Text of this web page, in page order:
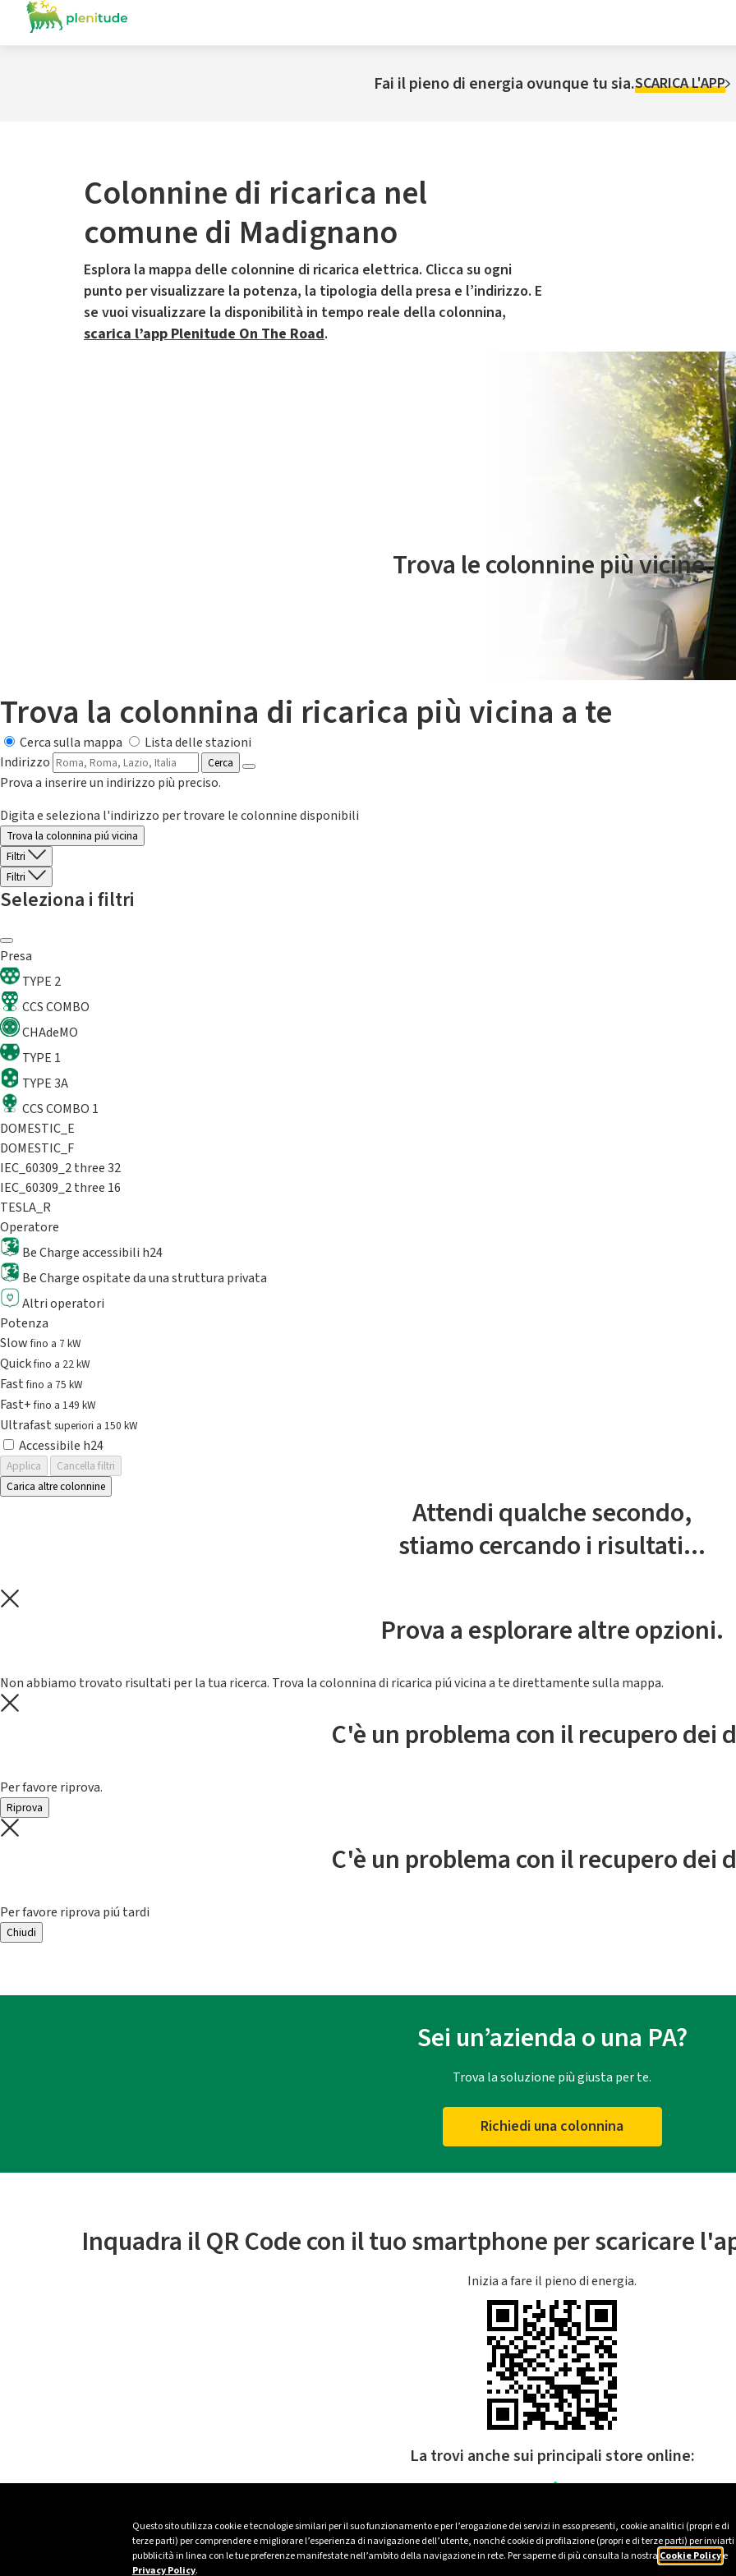
Questo sito utilizza cookie e tecnologie similari per il suo funzionamento e per l’erogazione dei servizi in esso presenti, cookie analitici (propri e di
terze parti) per comprendere e migliorare l’esperienza di navigazione dell’utente, nonché cookie di profilazione (propri e di terze parti) per inviarti
pubblicità in linea con le tue preferenze manifestate nell’ambito della navigazione in rete. Per saperne di più consulta la nostra Cookie Policye
Privacy Policy.
Fai il pieno di energia ovunque tu sia.SCARICA L'APP
Colonnine di ricarica nel
comune di Madignano
Esplora la mappa delle colonnine di ricarica elettrica. Clicca su ogni
punto per visualizzare la potenza, la tipologia della presa e l’indirizzo. E
se vuoi visualizzare la disponibilità in tempo reale della colonnina,
scarica l’app Plenitude On The Road.
Il servizio di mobilità elettrica è gestito da Plenitude On The Road
Trova le colonnine più vicine.
Trova la colonnina di ricarica più vicina a te
Cerca sulla mappa
Lista delle stazioni
Indirizzo
Cerca
Prova a inserire un indirizzo più preciso.
Digita e seleziona l'indirizzo per trovare le colonnine disponibili
Trova la colonnina piú vicina
Filtri
Filtri
Seleziona i filtri
Presa
TYPE 2
CCS COMBO
CHAdeMO
TYPE 1
TYPE 3A
CCS COMBO 1
DOMESTIC_E
DOMESTIC_F
IEC_60309_2 three 32
IEC_60309_2 three 16
TESLA_R
Operatore
Be Charge accessibili h24
Be Charge ospitate da una struttura privata
Altri operatori
Potenza
Slowfino a 7 kW
Quickfino a 22 kW
Fastfino a 75 kW
Fast+fino a 149 kW
Ultrafast superiori a 150 kW
Accessibile h24
Applica
Cancella filtri
Carica altre colonnine
Attendi qualche secondo,
stiamo cercando i risultati...
Prova a esplorare altre opzioni.
Non abbiamo trovato risultati per la tua ricerca. Trova la colonnina di ricarica piú vicina a te direttamente sulla mappa.
C'è un problema con il recupero dei
Per favore riprova.
Riprova
C'è un problema con il recupero dei
Per favore riprova piú tardi
Chiudi
Sei un’azienda o una PA?
Trova la soluzione più giusta per te.
Richiedi una colonnina
Inquadra il QR Code con il tuo smartphone per scaricare
Inizia a fare il pieno di energia.
La trovi anche sui principali store online: